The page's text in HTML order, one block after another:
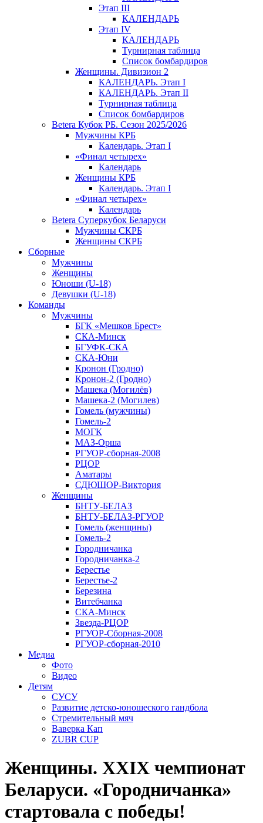
Этап III
КАЛЕНДАРЬ
Этап IV
КАЛЕНДАРЬ
Турнирная таблица
Список бомбардиров
Женщины. Дивизион 2
КАЛЕНДАРЬ. Этап I
КАЛЕНДАРЬ. Этап II
Турнирная таблица
Список бомбардиров
Betera Кубок РБ. Сезон 2025/2026
Мужчины КРБ
Календарь. Этап I
«Финал четырех»
Календарь
Женщины КРБ
Календарь. Этап I
«Финал четырех»
Календарь
Betera Суперкубок Беларуси
Мужчины СКРБ
Женщины СКРБ
Сборные
Мужчины
Женщины
Юноши (U-18)
Девушки (U-18)
Команды
Мужчины
БГК «Мешков Брест»
СКА-Минск
БГУФК-СКА
СКА-Юни
Кронон (Гродно)
Кронон-2 (Гродно)
Машека (Могилёв)
Машека-2 (Могилев)
Гомель (мужчины)
Гомель-2
МОГК
МАЗ-Орша
РГУОР-сборная-2008
РЦОР
Аматары
СДЮШОР-Виктория
Женщины
БНТУ-БЕЛАЗ
БНТУ-БЕЛАЗ-РГУОР
Гомель (женщины)
Гомель-2
Городничанка
Городничанка-2
Берестье
Берестье-2
Березина
Витебчанка
СКА-Минск
Звезда-РЦОР
РГУОР-Сборная-2008
РГУОР-сборная-2010
Медиа
Фото
Видео
Детям
СУСУ
Развитие детско-юношеского гандбола
Стремительный мяч
Ваверка Кап
ZUBR CUP
Женщины. XXIX чемпионат
Беларуси. «Городничанка»
стартовала с победы!